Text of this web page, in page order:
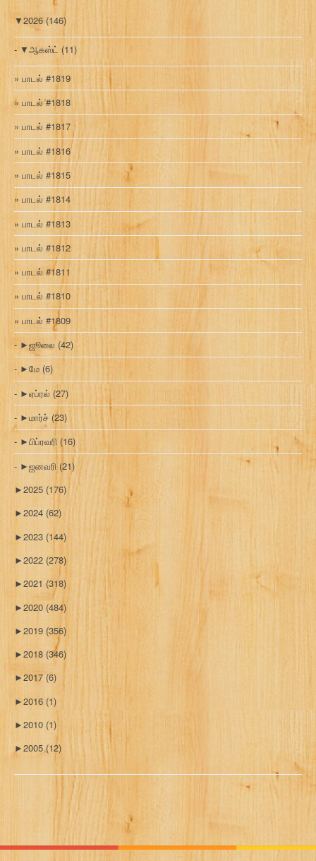
▼2026 (146)
▼ஆகஸ்ட் (11)
பாடல் #1819
பாடல் #1818
பாடல் #1817
பாடல் #1816
பாடல் #1815
பாடல் #1814
பாடல் #1813
பாடல் #1812
பாடல் #1811
பாடல் #1810
பாடல் #1809
►ஜூலை (42)
►மே (6)
►ஏப்ரல் (27)
►மார்ச் (23)
►பிப்ரவரி (16)
►ஜனவரி (21)
►2025 (176)
►2024 (62)
►2023 (144)
►2022 (278)
►2021 (318)
►2020 (484)
►2019 (356)
►2018 (346)
►2017(6)
►2016 (1)
►2010 (1)
►2005(12)